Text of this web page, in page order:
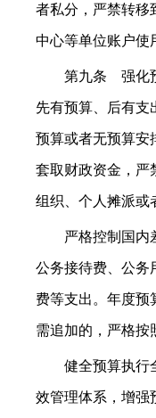
者私分，严禁转移
中心等单位账户使
第九条 强化预
先有预算、后有支
预算或者无预算安
套取财政资金，严
组织、个人摊派或
严格控制国内差
公务接待费、公务
费等支出。年度预
需追加的，严格按
健全预算执行全
效管理体系，增强